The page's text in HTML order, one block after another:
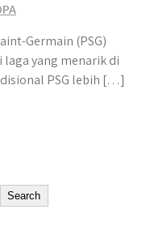
Germain (PSG)
laga yang menarik di
PSG lebih […]
Search